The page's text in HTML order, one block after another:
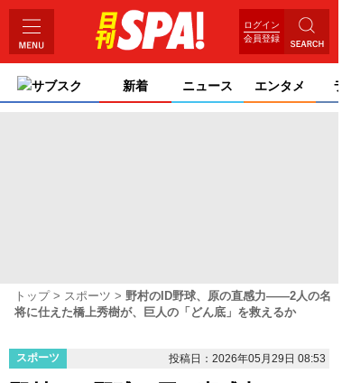
ログイン
会員登録
サブスク 新着 ニュース エンタメ
トップ スポーツ
野村のID野球、原の直感力——2人の名
将に仕えた橋上秀樹が、巨人の「どん底」を救えるか
スポーツ 投稿日：2026年05月29日 08:53